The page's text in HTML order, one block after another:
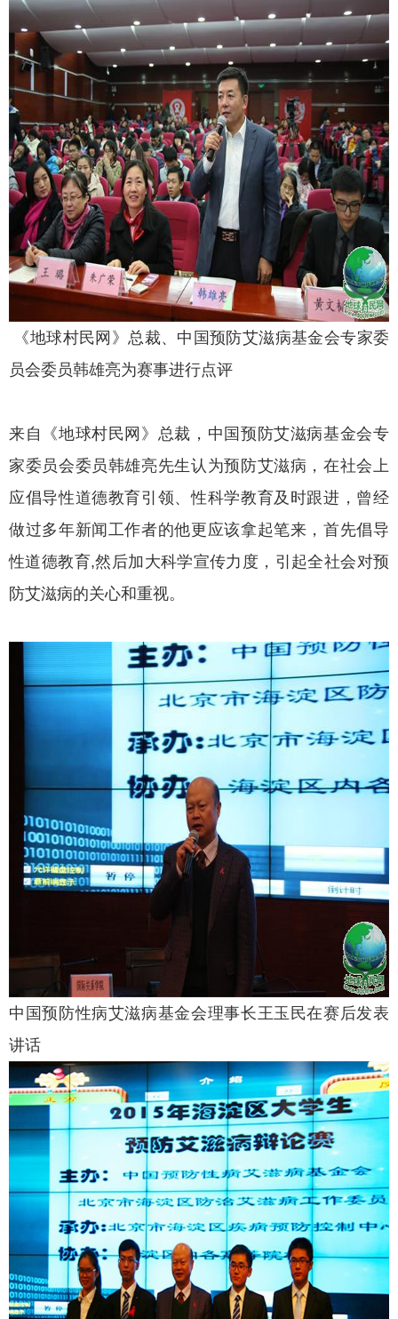
《地球村民网》总裁、中国预防艾滋病基金会专家委
员会委员韩雄亮为赛事进行点评
来自《地球村民网》总裁，中国预防艾滋病基金会专
家委员会委员韩雄亮先生认为预防艾滋病，在社会上
应倡导性道德教育引领、性科学教育及时跟进，曾经
做过多年新闻工作者的他更应该拿起笔来，首先倡导
性道德教育,然后加大科学宣传力度，引起全社会对预
防艾滋病的关心和重视。
中国预防性病艾滋病基金会理事长王玉民在赛后发表
讲话